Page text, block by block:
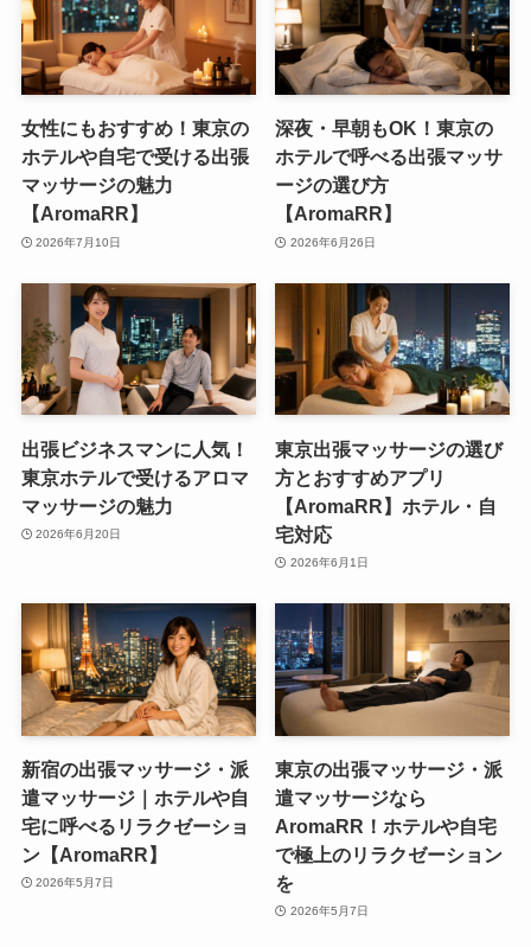
女性にもおすすめ！東京の
ホテルや自宅で受ける出張
マッサージの魅力
【AromaRR】
2026年7月10日
深夜・早朝もOK！東京の
ホテルで呼べる出張マッサ
ージの選び方
【AromaRR】
2026年6月26日
出張ビジネスマンに人気！
東京ホテルで受けるアロマ
マッサージの魅力
2026年6月20日
東京出張マッサージの選び
方とおすすめアプリ
【AromaRR】ホテル・自
宅対応
2026年6月1日
新宿の出張マッサージ・派
遣マッサージ｜ホテルや自
宅に呼べるリラクゼーショ
ン【AromaRR】
2026年5月7日
東京の出張マッサージ・派
遣マッサージなら
AromaRR！ホテルや自宅
で極上のリラクゼーション
を
2026年5月7日